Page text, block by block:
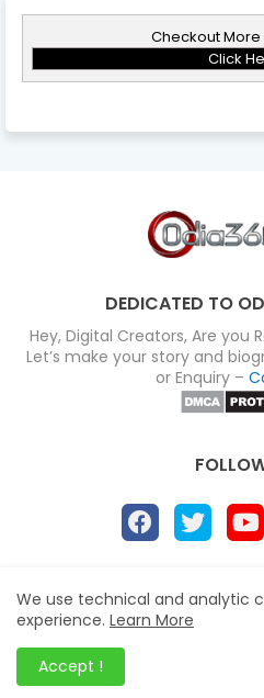
Checkout More
Click
DEDICATED TO
Hey, Digital Creators, Are you
Let’s make your story and
or Enquiry –
About Disclaimer
Site map
Blogger Templates
We use technical and analytic
experience. Learn More
Accept !